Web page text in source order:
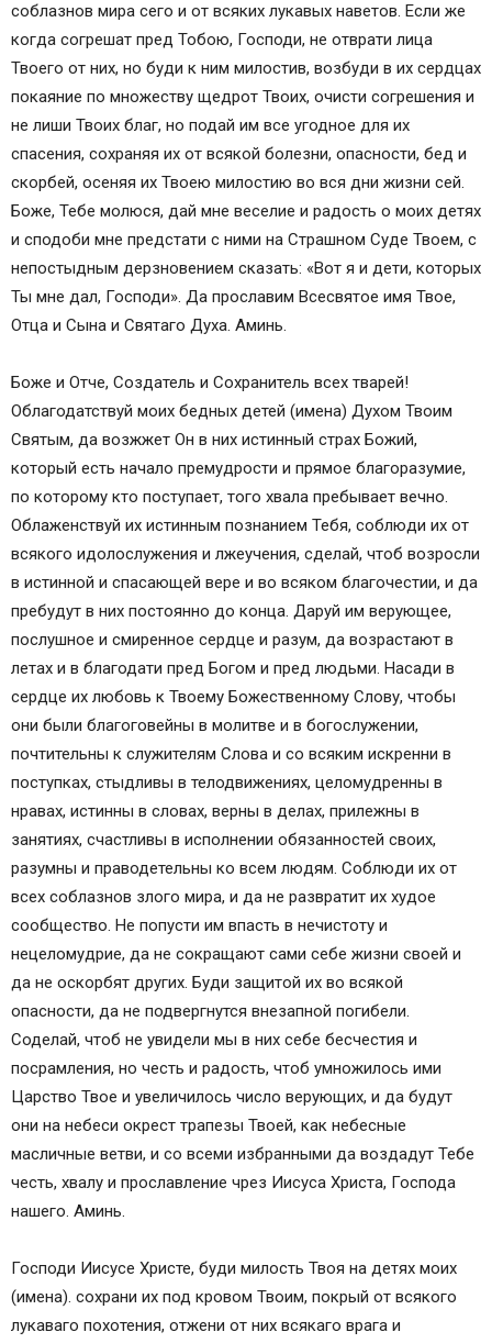
соблазнов мира сего и от всяких лукавых наветов. Если же
когда согрешат пред Тобою, Господи, не отврати лица
Твоего от них, но буди к ним милостив, возбуди в их сердцах
покаяние по множеству щедрот Твоих, очисти согрешения и
не лиши Твоих благ, но подай им все угодное для их
спасения, сохраняя их от всякой болезни, опасности, бед и
скорбей, осеняя их Твоею милостию во вся дни жизни сей.
Боже, Тебе молюся, дай мне веселие и радость о моих детях
и сподоби мне предстати с ними на Страшном Суде Твоем, с
непостыдным дерзновением сказать: «Вот я и дети, которых
Ты мне дал, Господи». Да прославим Всесвятое имя Твое,
Отца и Сына и Святаго Духа. Аминь.
Боже и Отче, Создатель и Сохранитель всех тварей!
Облагодатствуй моих бедных детей (имена) Духом Твоим
Святым, да возжжет Он в них истинный страх Божий,
который есть начало премудрости и прямое благоразумие,
по которому кто поступает, того хвала пребывает вечно.
Облаженствуй их истинным познанием Тебя, соблюди их от
всякого идолослужения и лжеучения, сделай, чтоб возросли
в истинной и спасающей вере и во всяком благочестии, и да
пребудут в них постоянно до конца. Даруй им верующее,
послушное и смиренное сердце и разум, да возрастают в
летах и в благодати пред Богом и пред людьми. Насади в
сердце их любовь к Твоему Божественному Слову, чтобы
они были благоговейны в молитве и в богослужении,
почтительны к служителям Слова и со всяким искренни в
поступках, стыдливы в телодвижениях, целомудренны в
нравах, истинны в словах, верны в делах, прилежны в
занятиях, счастливы в исполнении обязанностей своих,
разумны и праводетельны ко всем людям. Соблюди их от
всех соблазнов злого мира, и да не развратит их худое
сообщество. Не попусти им впасть в нечистоту и
нецеломудрие, да не сокращают сами себе жизни своей и
да не оскорбят других. Буди защитой их во всякой
опасности, да не подвергнутся внезапной погибели.
Соделай, чтоб не увидели мы в них себе бесчестия и
посрамления, но честь и радость, чтоб умножилось ими
Царство Твое и увеличилось число верующих, и да будут
они на небеси окрест трапезы Твоей, как небесные
масличные ветви, и со всеми избранными да воздадут Тебе
честь, хвалу и прославление чрез Иисуса Христа, Господа
нашего. Аминь.
Господи Иисусе Христе, буди милость Твоя на детях моих
(имена). сохрани их под кровом Твоим, покрый от всякого
лукаваго похотения, отжени от них всякаго врага и